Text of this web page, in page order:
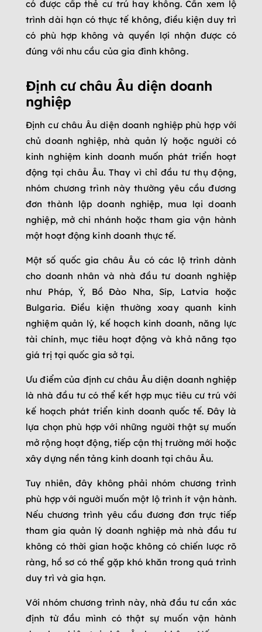
có được cấp thẻ cư trú hay không. Cần xem lộ
trình dài hạn có thực tế không, điều kiện duy trì
có phù hợp không và quyền lợi nhận được có
đúng với nhu cầu của gia đình không.
Định cư châu Âu diện doanh
nghiệp
Định cư châu Âu diện doanh nghiệp phù hợp với
chủ doanh nghiệp, nhà quản lý hoặc người có
kinh nghiệm kinh doanh muốn phát triển hoạt
động tại châu Âu. Thay vì chỉ đầu tư thụ động,
nhóm chương trình này thường yêu cầu đương
đơn thành lập doanh nghiệp, mua lại doanh
nghiệp, mở chi nhánh hoặc tham gia vận hành
một hoạt động kinh doanh thực tế.
Một số quốc gia châu Âu có các lộ trình dành
cho doanh nhân và nhà đầu tư doanh nghiệp
như Pháp, Ý, Bồ Đào Nha, Síp, Latvia hoặc
Bulgaria. Điều kiện thường xoay quanh kinh
nghiệm quản lý, kế hoạch kinh doanh, năng lực
tài chính, mục tiêu hoạt động và khả năng tạo
giá trị tại quốc gia sở tại.
Ưu điểm của định cư châu Âu diện doanh nghiệp
là nhà đầu tư có thể kết hợp mục tiêu cư trú với
kế hoạch phát triển kinh doanh quốc tế. Đây là
lựa chọn phù hợp với những người thật sự muốn
mở rộng hoạt động, tiếp cận thị trường mới hoặc
xây dựng nền tảng kinh doanh tại châu Âu.
Tuy nhiên, đây không phải nhóm chương trình
phù hợp với người muốn một lộ trình ít vận hành.
Nếu chương trình yêu cầu đương đơn trực tiếp
tham gia quản lý doanh nghiệp mà nhà đầu tư
không có thời gian hoặc không có chiến lược rõ
ràng, hồ sơ có thể gặp khó khăn trong quá trình
duy trì và gia hạn.
Với nhóm chương trình này, nhà đầu tư cần xác
định từ đầu mình có thật sự muốn vận hành